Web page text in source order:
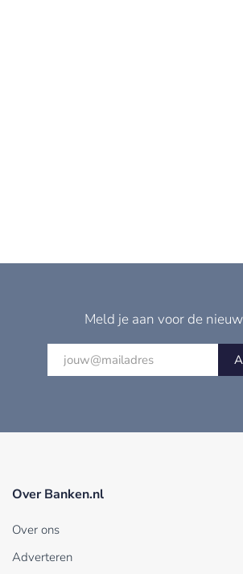
Meld je aan voor de
Over Banken.nl
Over ons
Adverteren